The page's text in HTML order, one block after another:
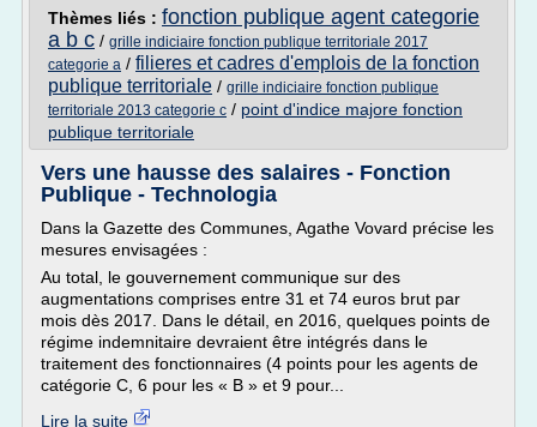
Thèmes liés : fonction publique agent categorie
a b c / grille indiciaire fonction publique territoriale 2017
categorie a / filieres et cadres d'emplois de la fonction
publique territoriale / grille indiciaire fonction publique
territoriale 2013 categorie c / point d'indice majore fonction
publique territoriale
Vers une hausse des salaires - Fonction
Publique - Technologia
Dans la Gazette des Communes, Agathe Vovard précise les
mesures envisagées :
Au total, le gouvernement communique sur des
augmentations comprises entre 31 et 74 euros brut par
mois dès 2017. Dans le détail, en 2016, quelques points de
régime indemnitaire devraient être intégrés dans le
traitement des fonctionnaires (4 points pour les agents de
catégorie C, 6 pour les « B » et 9 pour...
Lire la suite